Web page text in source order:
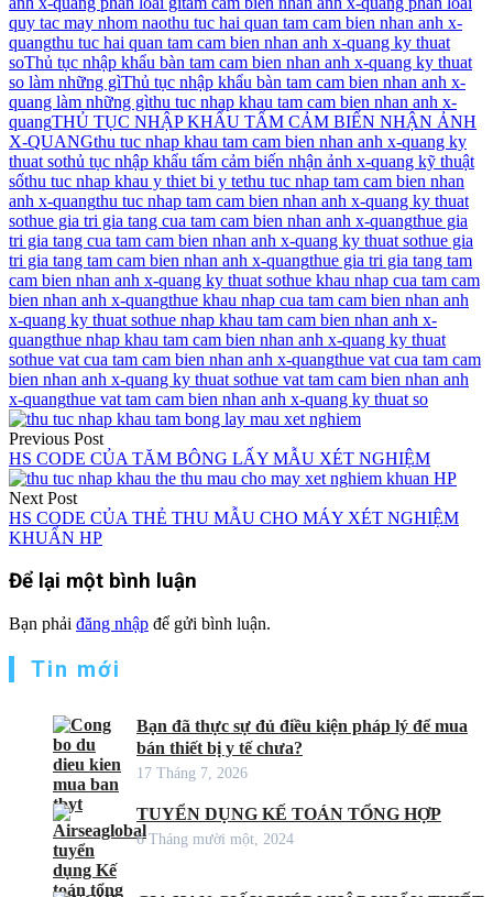
quy tac may nhom naothu tuc hai quan tam cam bien nhan anh x-
quangthu tuc hai quan tam cam bien nhan anh x-quang ky thuat
soThủ tục nhập khẩu bàn tam cam bien nhan anh x-quang ky thuat
so làm những gìThủ tục nhập khẩu bàn tam cam bien nhan anh x-
quang làm những gìthu tuc nhap khau tam cam bien nhan anh x-
quangTHỦ TỤC NHẬP KHẨU TẤM CẢM BIẾN NHẬN ẢNH
X-QUANGthu tuc nhap khau tam cam bien nhan anh x-quang ky
thuat sothủ tục nhập khẩu tấm cảm biến nhận ảnh x-quang kỹ thuật
sốthu tuc nhap khau y thiet bi y tethu tuc nhap tam cam bien nhan
anh x-quangthu tuc nhap tam cam bien nhan anh x-quang ky thuat
sothue gia tri gia tang cua tam cam bien nhan anh x-quangthue gia
tri gia tang cua tam cam bien nhan anh x-quang ky thuat sothue gia
tri gia tang tam cam bien nhan anh x-quangthue gia tri gia tang tam
cam bien nhan anh x-quang ky thuat sothue khau nhap cua tam cam
bien nhan anh x-quangthue khau nhap cua tam cam bien nhan anh
x-quang ky thuat sothue nhap khau tam cam bien nhan anh x-
quangthue nhap khau tam cam bien nhan anh x-quang ky thuat
sothue vat cua tam cam bien nhan anh x-quangthue vat cua tam cam
bien nhan anh x-quang ky thuat sothue vat tam cam bien nhan anh
x-quangthue vat tam cam bien nhan anh x-quang ky thuat so
Điều
hướng
bài
viết
Previous Post
HS CODE CỦA TĂM BÔNG LẤY MẪU XÉT NGHIỆM
Next Post
HS CODE CỦA THẺ THU MẪU CHO MÁY XÉT NGHIỆM
KHUẨN HP
Để lại một bình luận
Bạn phải đăng nhập để gửi bình luận.
Tin mới
Bạn đã thực sự đủ điều kiện pháp lý để mua
bán thiết bị y tế chưa?
17 Tháng 7, 2026
TUYỂN DỤNG KẾ TOÁN TỔNG HỢP
6 Tháng mười một, 2024